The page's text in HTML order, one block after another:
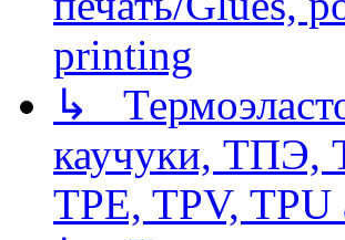
printing
↳
каучуки, ТПЭ,
TPE, TPV, TPU